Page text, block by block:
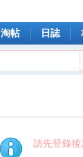
淘帖 日誌
請先登錄